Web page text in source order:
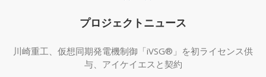
プロジェクトニュース
川崎重工、仮想同期発電機制御「iVSG®」を初ライセンス供
与、アイケイエスと契約